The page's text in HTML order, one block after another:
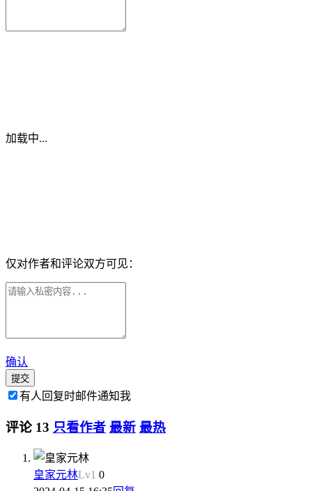
加载中...
仅对作者和评论双方可见：
确认
提交
有人回复时邮件通知我
评论 13 只看作者 最新 最热
皇家元林Lv1 0